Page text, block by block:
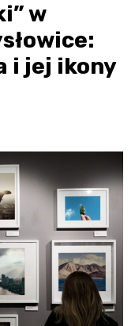
w
i jej ikony